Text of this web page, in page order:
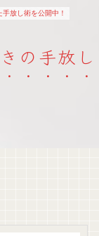
放し術を公開中！
の手放し